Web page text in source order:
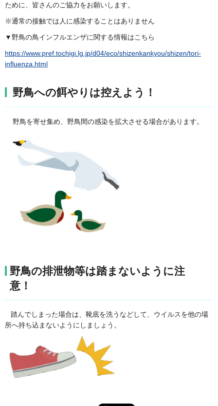
ために、皆さんのご協力をお願いします。
※通常の接触では人に感染することはありません
▼野鳥の鳥インフルエンザに関する情報はこちら
https://www.pref.tochigi.lg.jp/d04/eco/shizenkankyou/shizen/tori-
influenza.html
野鳥への餌やりは控えよう！
野鳥を寄せ集め、野鳥間の感染を拡大させる場合があります。
野鳥の排泄物等は踏まないように注
意！
踏んでしまった場合は、靴底を洗うなどして、ウイルスを他の場
所へ持ち込まないようにしましょう。